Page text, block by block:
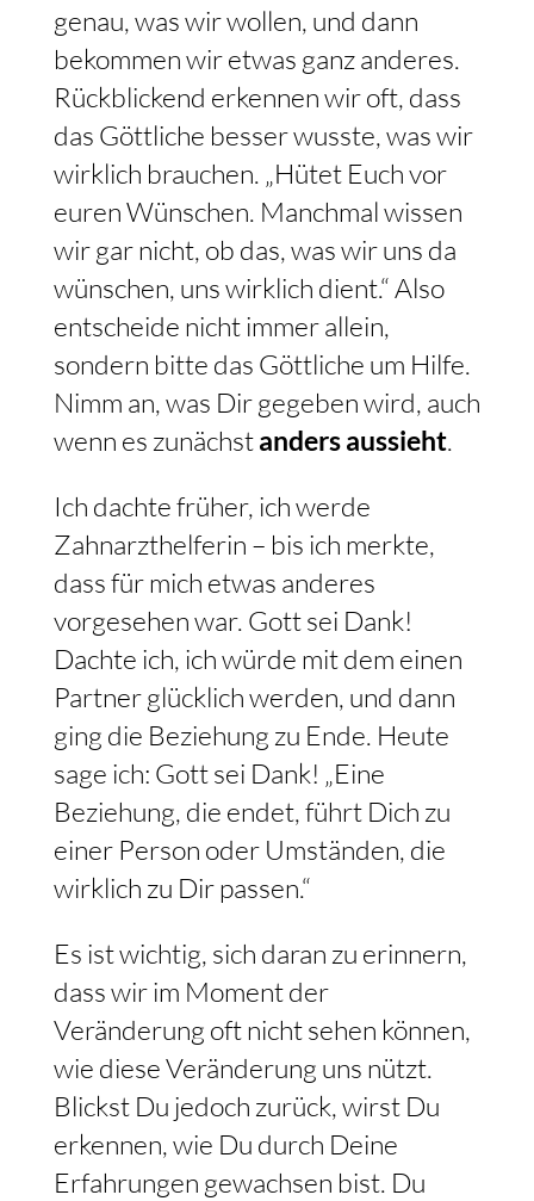
genau, was wir wollen, und dann
bekommen wir etwas ganz anderes.
Rückblickend erkennen wir oft, dass
das Göttliche besser wusste, was wir
wirklich brauchen. „Hütet Euch vor
euren Wünschen. Manchmal wissen
wir gar nicht, ob das, was wir uns da
wünschen, uns wirklich dient.“ Also
entscheide nicht immer allein,
sondern bitte das Göttliche um Hilfe.
Nimm an, was Dir gegeben wird, auch
wenn es zunächstanders aussieht.
Ich dachte früher, ich werde
Zahnarzthelferin – bis ich merkte,
dass für mich etwas anderes
vorgesehen war. Gott sei Dank!
Dachte ich, ich würde mit dem einen
Partner glücklich werden, und dann
ging die Beziehung zu Ende. Heute
sage ich: Gott sei Dank! „Eine
Beziehung, die endet, führt Dich zu
einer Person oder Umständen, die
wirklich zu Dir passen.“
Es ist wichtig, sich daran zu erinnern,
dass wir im Moment der
Veränderung oft nicht sehen können,
wie diese Veränderung uns nützt.
Blickst Du jedoch zurück, wirst Du
erkennen, wie Du durch Deine
Erfahrungen gewachsen bist. Du